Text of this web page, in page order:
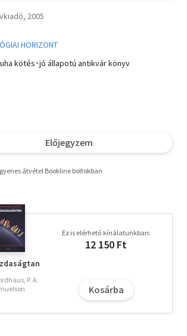
2005
HORIZONT
kötés･jó állapotú antikvár könyv
Előjegyzem
átvétel Bookline boltokban
P. A.
Ez is elérhető kínálatunkban:
12 150 Ft
Kosárba